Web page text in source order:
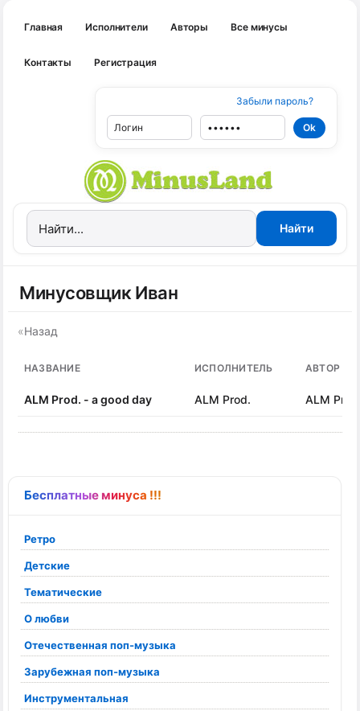
Главная Исполнители Авторы Все минусы
Контакты Регистрация
Забыли пароль?
Бесплатные минуса !!!
Ретро
Детские
Тематические
О любви
Отечественная поп-музыка
Зарубежная поп-музыка
Инструментальная
Минусовщик Иван
«Назад
НАЗВАНИЕ ИСПОЛНИТЕЛЬ АВТОР
ALM Prod. - a good day ALM Prod. ALM